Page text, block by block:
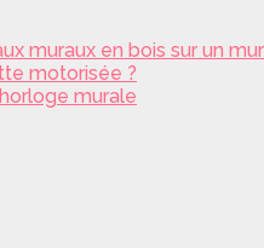
muraux en bois sur un
motorisée ?
murale